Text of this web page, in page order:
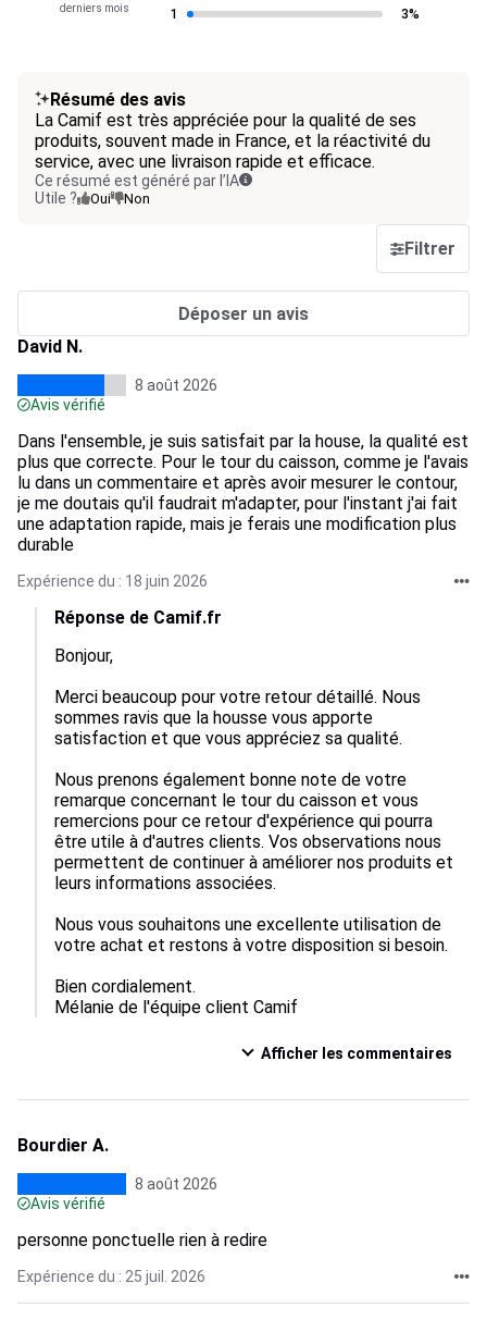
derniers mois
1
3%
Résumé des avis
La Camif est très appréciée pour la qualité de ses
produits, souvent made in France, et la réactivité du
service, avec une livraison rapide et efficace.
Ce résumé est généré par l’IA
Utile ?
Oui Non
Filtrer
Déposer un avis
David N.
8 août 2026
Avis vérifié
Dans l'ensemble, je suis satisfait par la house, la qualité est
plus que correcte. Pour le tour du caisson, comme je l'avais
lu dans un commentaire et après avoir mesurer le contour,
je me doutais qu'il faudrait m'adapter, pour l'instant j'ai fait
une adaptation rapide, mais je ferais une modification plus
durable
Expérience du : 18 juin 2026
Réponse de Camif.fr
Bonjour,
Merci beaucoup pour votre retour détaillé. Nous
sommes ravis que la housse vous apporte
satisfaction et que vous appréciez sa qualité.
Nous prenons également bonne note de votre
remarque concernant le tour du caisson et vous
remercions pour ce retour d'expérience qui pourra
être utile à d'autres clients. Vos observations nous
permettent de continuer à améliorer nos produits et
leurs informations associées.
Nous vous souhaitons une excellente utilisation de
votre achat et restons à votre disposition si besoin.
Bien cordialement.
Mélanie de l'équipe client Camif
Afficher les commentaires
Bourdier A.
8 août 2026
Avis vérifié
personne ponctuelle rien à redire
Expérience du : 25 juil. 2026